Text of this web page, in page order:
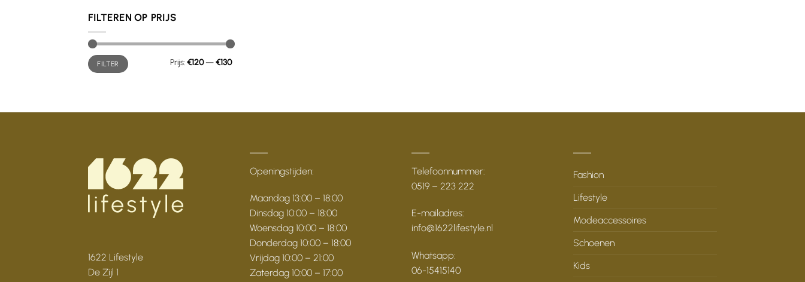
FILTEREN OP PRIJS
Min.
prijs
Max.
prijsFILTER Prijs:€120—€130
1622 Lifestyle
De Zijl 1
Openingstijden:
Maandag 13:00 – 18:00
Dinsdag 10:00 – 18:00
Woensdag 10:00 – 18:00
Donderdag 10:00 – 18:00
Vrijdag 10:00 – 21:00
Zaterdag 10:00 – 17:00
Telefoonnummer:
0519 – 223 222
E-mailadres:
info@1622lifestyle.nl
Whatsapp:
06-15415140
Fashion
Lifestyle
Modeaccessoires
Schoenen
Kids